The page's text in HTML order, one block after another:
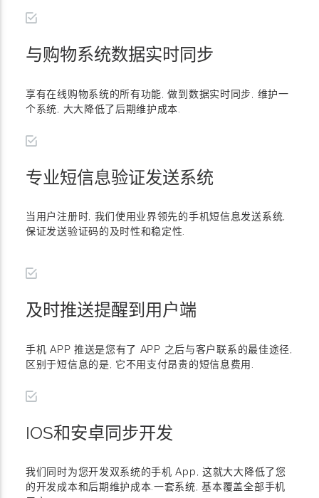
与购物系统数据实时同步
享有在线购物系统的所有功能, 做到数据实时同步, 维护一
个系统, 大大降低了后期维护成本.
专业短信息验证发送系统
当用户注册时, 我们使用业界领先的手机短信息发送系统,
保证发送验证码的及时性和稳定性.
及时推送提醒到用户端
手机 APP 推送是您有了 APP 之后与客户联系的最佳途径,
区别于短信息的是, 它不用支付昂贵的短信息费用.
IOS和安卓同步开发
我们同时为您开发双系统的手机 App, 这就大大降低了您
的开发成本和后期维护成本.一套系统, 基本覆盖全部手机